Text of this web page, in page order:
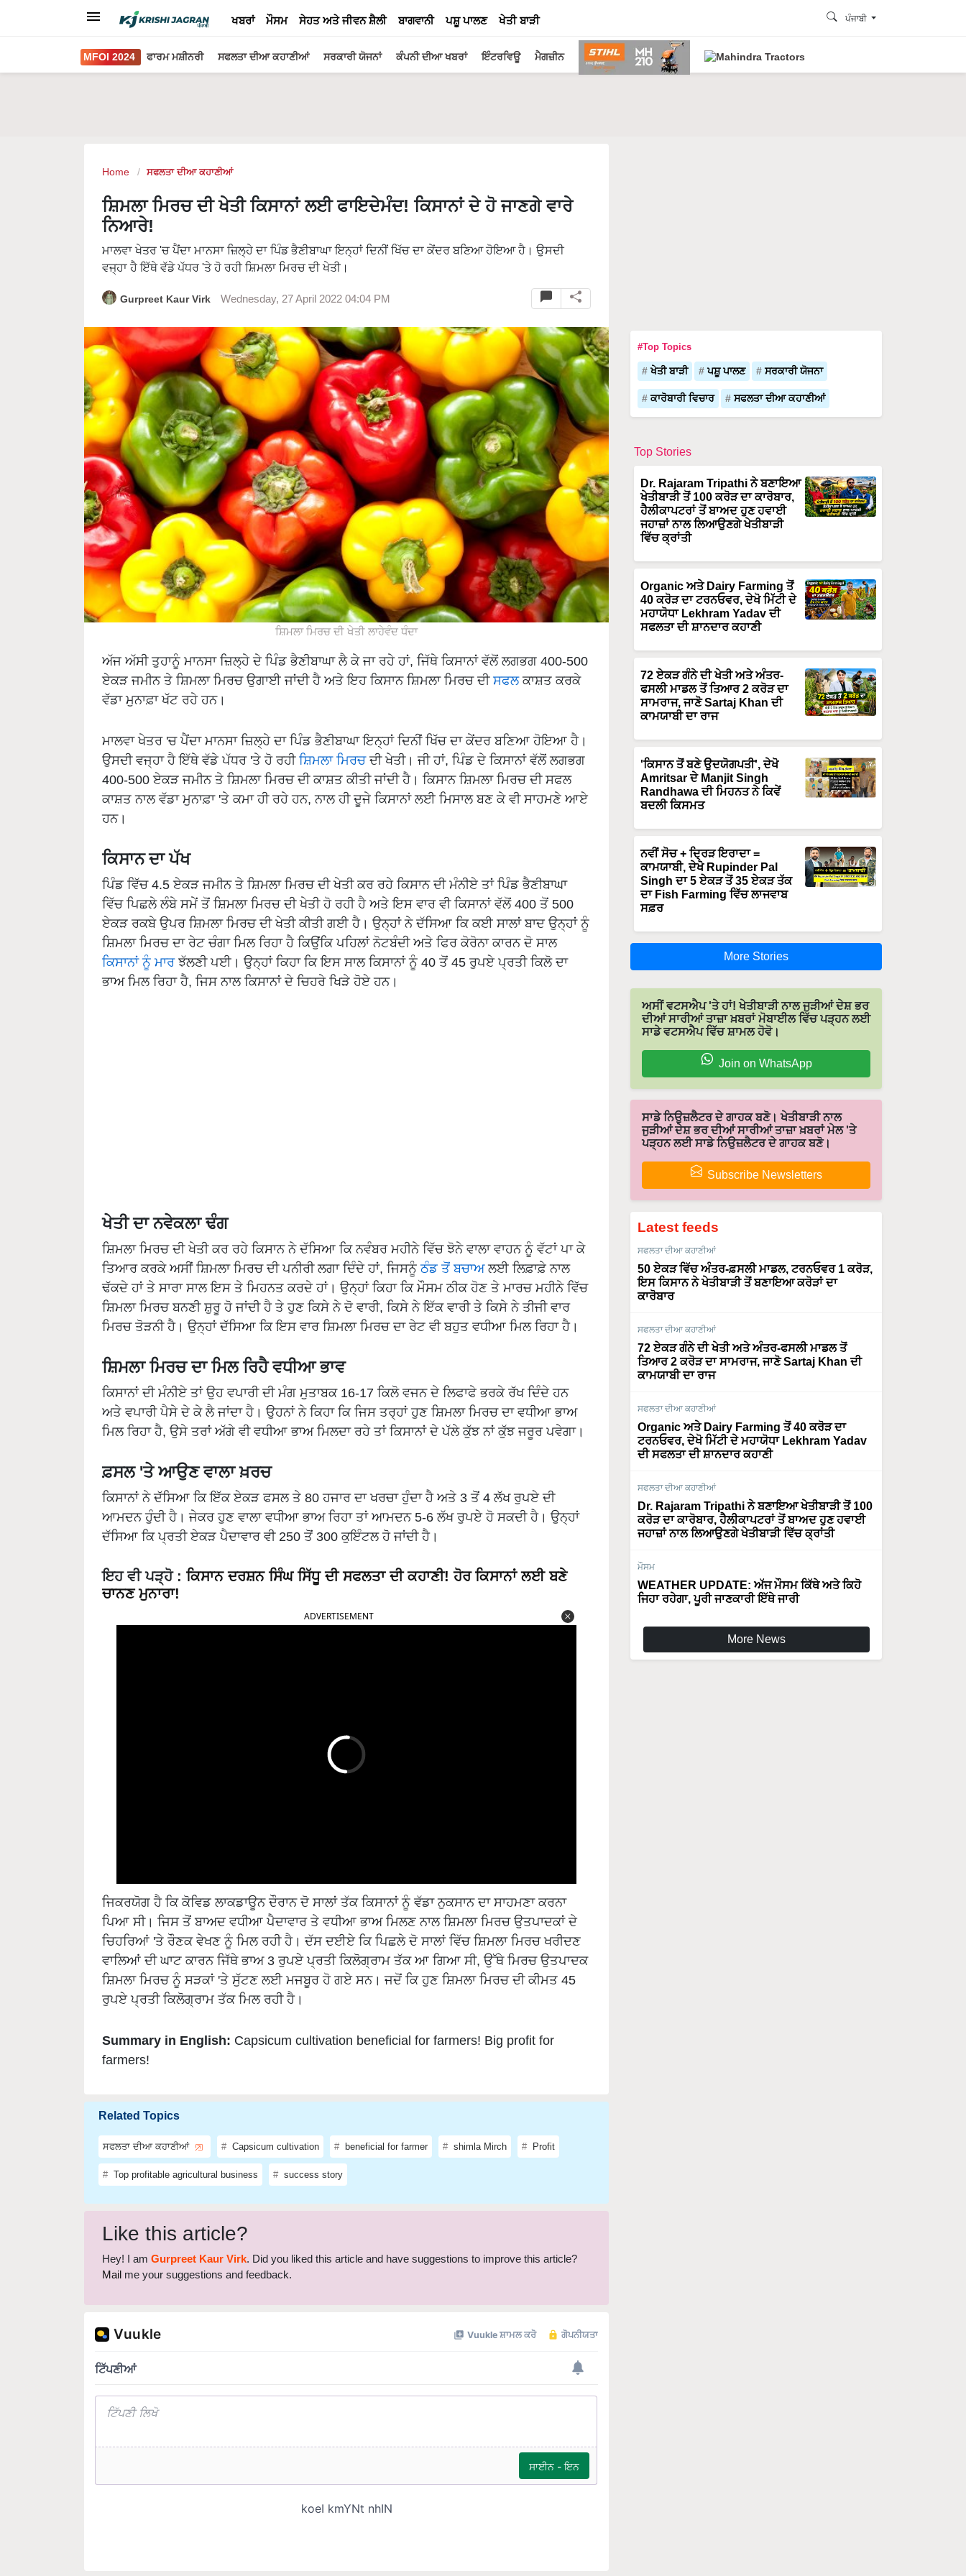
ਖਬਰਾਂ ਮੌਸਮ ਸੇਹਤ ਅਤੇ ਜੀਵਨ ਸ਼ੈਲੀ ਬਾਗਵਾਨੀ ਪਸ਼ੂ ਪਾਲਣ ਖੇਤੀ ਬਾੜੀ ਪੰਜਾਬੀ
MFOI 2024 ਫਾਰਮ ਮਸ਼ੀਨਰੀ ਸਫਲਤਾ ਦੀਆ ਕਹਾਣੀਆਂ ਸਰਕਾਰੀ ਯੋਜਨਾਂ ਕੰਪਨੀ ਦੀਆ ਖਬਰਾਂ ਇੰਟਰਵਿਊ ਮੈਗਜ਼ੀਨ
Home ਸਫਲਤਾ ਦੀਆ ਕਹਾਣੀਆਂ
ਸ਼ਿਮਲਾ ਮਿਰਚ ਦੀ ਖੇਤੀ ਕਿਸਾਨਾਂ ਲਈ ਫਾਇਦੇਮੰਦ! ਕਿਸਾਨਾਂ ਦੇ ਹੋ ਜਾਣਗੇ ਵਾਰੇ
ਨਿਆਰੇ!
ਮਾਲਵਾ ਖੇਤਰ 'ਚ ਪੈਂਦਾ ਮਾਨਸਾ ਜ਼ਿਲ੍ਹੇ ਦਾ ਪਿੰਡ ਭੈਣੀਬਾਘਾ ਇਨ੍ਹਾਂ ਦਿਨੀਂ ਖਿੱਚ ਦਾ ਕੇਂਦਰ ਬਣਿਆ ਹੋਇਆ ਹੈ। ਉਸਦੀ
ਵਜ੍ਹਾ ਹੈ ਇੱਥੇ ਵੱਡੇ ਪੱਧਰ 'ਤੇ ਹੋ ਰਹੀ ਸ਼ਿਮਲਾ ਮਿਰਚ ਦੀ ਖੇਤੀ।
Gurpreet Kaur Virk Wednesday, 27 April 2022 04:04 PM
ਸ਼ਿਮਲਾ ਮਿਰਚ ਦੀ ਖੇਤੀ ਲਾਹੇਵੰਦ ਧੰਦਾ
ਅੱਜ ਅੱਸੀ ਤੁਹਾਨੂੰ ਮਾਨਸਾ ਜ਼ਿਲ੍ਹੇ ਦੇ ਪਿੰਡ ਭੈਣੀਬਾਘਾ ਲੈ ਕੇ ਜਾ ਰਹੇ ਹਾਂ, ਜਿੱਥੇ ਕਿਸਾਨਾਂ ਵੱਲੋਂ ਲਗਭਗ 400-500
ਏਕੜ ਜਮੀਨ ਤੇ ਸ਼ਿਮਲਾ ਮਿਰਚ ਉਗਾਈ ਜਾਂਦੀ ਹੈ ਅਤੇ ਇਹ ਕਿਸਾਨ ਸ਼ਿਮਲਾ ਮਿਰਚ ਦੀਸਫਲਕਾਸ਼ਤ ਕਰਕੇ
ਵੱਡਾ ਮੁਨਾਫ਼ਾ ਖੱਟ ਰਹੇ ਹਨ।
ਮਾਲਵਾ ਖੇਤਰ 'ਚ ਪੈਂਦਾ ਮਾਨਸਾ ਜ਼ਿਲ੍ਹੇ ਦਾ ਪਿੰਡ ਭੈਣੀਬਾਘਾ ਇਨ੍ਹਾਂ ਦਿਨੀਂ ਖਿੱਚ ਦਾ ਕੇਂਦਰ ਬਣਿਆ ਹੋਇਆ ਹੈ।
ਉਸਦੀ ਵਜ੍ਹਾ ਹੈ ਇੱਥੇ ਵੱਡੇ ਪੱਧਰ 'ਤੇ ਹੋ ਰਹੀਸ਼ਿਮਲਾ ਮਿਰਚਦੀ ਖੇਤੀ। ਜੀ ਹਾਂ, ਪਿੰਡ ਦੇ ਕਿਸਾਨਾਂ ਵੱਲੋਂ ਲਗਭਗ
400-500 ਏਕੜ ਜਮੀਨ ਤੇ ਸ਼ਿਮਲਾ ਮਿਰਚ ਦੀ ਕਾਸ਼ਤ ਕੀਤੀ ਜਾਂਦੀ ਹੈ। ਕਿਸਾਨ ਸ਼ਿਮਲਾ ਮਿਰਚ ਦੀ ਸਫਲ
ਕਾਸ਼ਤ ਨਾਲ ਵੱਡਾ ਮੁਨਾਫ਼ਾ 'ਤੇ ਕਮਾ ਹੀ ਰਹੇ ਹਨ, ਨਾਲ ਹੀ ਦੂਜੇ ਕਿਸਾਨਾਂ ਲਈ ਮਿਸਾਲ ਬਣ ਕੇ ਵੀ ਸਾਹਮਣੇ ਆਏ
ਹਨ।
ਕਿਸਾਨ ਦਾ ਪੱਖ
ਪਿੰਡ ਵਿੱਚ 4.5 ਏਕੜ ਜਮੀਨ ਤੇ ਸ਼ਿਮਲਾ ਮਿਰਚ ਦੀ ਖੇਤੀ ਕਰ ਰਹੇ ਕਿਸਾਨ ਦੀ ਮੰਨੀਏ ਤਾਂ ਪਿੰਡ ਭੈਣੀਬਾਘਾ
ਵਿੱਚ ਪਿਛਲੇ ਲੰਬੇ ਸਮੇਂ ਤੋਂ ਸ਼ਿਮਲਾ ਮਿਰਚ ਦੀ ਖੇਤੀ ਹੋ ਰਹੀ ਹੈ ਅਤੇ ਇਸ ਵਾਰ ਵੀ ਕਿਸਾਨਾਂ ਵੱਲੋਂ 400 ਤੋਂ 500
ਏਕੜ ਰਕਬੇ ਉਪਰ ਸ਼ਿਮਲਾ ਮਿਰਚ ਦੀ ਖੇਤੀ ਕੀਤੀ ਗਈ ਹੈ। ਉਨ੍ਹਾਂ ਨੇ ਦੱਸਿਆ ਕਿ ਕਈ ਸਾਲਾਂ ਬਾਦ ਉਨ੍ਹਾਂ ਨੂੰ
ਸ਼ਿਮਲਾ ਮਿਰਚ ਦਾ ਰੇਟ ਚੰਗਾ ਮਿਲ ਰਿਹਾ ਹੈ ਕਿਉਂਕਿ ਪਹਿਲਾਂ ਨੋਟਬੰਦੀ ਅਤੇ ਫਿਰ ਕੋਰੋਨਾ ਕਾਰਨ ਦੋ ਸਾਲ
ਕਿਸਾਨਾਂ ਨੂੰ ਮਾਰਝੱਲਣੀ ਪਈ। ਉਨ੍ਹਾਂ ਕਿਹਾ ਕਿ ਇਸ ਸਾਲ ਕਿਸਾਨਾਂ ਨੂੰ 40 ਤੋਂ 45 ਰੁਪਏ ਪ੍ਰਤੀ ਕਿਲੋ ਦਾ
ਭਾਅ ਮਿਲ ਰਿਹਾ ਹੈ, ਜਿਸ ਨਾਲ ਕਿਸਾਨਾਂ ਦੇ ਚਿਹਰੇ ਖਿੜੇ ਹੋਏ ਹਨ।
ਖੇਤੀ ਦਾ ਨਵੇਕਲਾ ਢੰਗ
ਸ਼ਿਮਲਾ ਮਿਰਚ ਦੀ ਖੇਤੀ ਕਰ ਰਹੇ ਕਿਸਾਨ ਨੇ ਦੱਸਿਆ ਕਿ ਨਵੰਬਰ ਮਹੀਨੇ ਵਿੱਚ ਝੋਨੇ ਵਾਲਾ ਵਾਹਨ ਨੂੰ ਵੱਟਾਂ ਪਾ ਕੇ
ਤਿਆਰ ਕਰਕੇ ਅਸੀਂ ਸ਼ਿਮਲਾ ਮਿਰਚ ਦੀ ਪਨੀਰੀ ਲਗਾ ਦਿੰਦੇ ਹਾਂ, ਜਿਸਨੂੰਠੰਡ ਤੋਂ ਬਚਾਅਲਈ ਲਿਫ਼ਾਫ਼ੇ ਨਾਲ
ਢੱਕਦੇ ਹਾਂ ਤੇ ਸਾਰਾ ਸਾਲ ਇਸ ਤੇ ਮਿਹਨਤ ਕਰਦੇ ਹਾਂ। ਉਨ੍ਹਾਂ ਕਿਹਾ ਕਿ ਮੌਸਮ ਠੀਕ ਹੋਣ ਤੇ ਮਾਰਚ ਮਹੀਨੇ ਵਿੱਚ
ਸ਼ਿਮਲਾ ਮਿਰਚ ਬਨਣੀ ਸ਼ੁਰੂ ਹੋ ਜਾਂਦੀ ਹੈ ਤੇ ਹੁਣ ਕਿਸੇ ਨੇ ਦੋ ਵਾਰੀ, ਕਿਸੇ ਨੇ ਇੱਕ ਵਾਰੀ ਤੇ ਕਿਸੇ ਨੇ ਤੀਜੀ ਵਾਰ
ਮਿਰਚ ਤੋੜਨੀ ਹੈ। ਉਨ੍ਹਾਂ ਦੱਸਿਆ ਕਿ ਇਸ ਵਾਰ ਸ਼ਿਮਲਾ ਮਿਰਚ ਦਾ ਰੇਟ ਵੀ ਬਹੁਤ ਵਧੀਆ ਮਿਲ ਰਿਹਾ ਹੈ।
ਸ਼ਿਮਲਾ ਮਿਰਚ ਦਾ ਮਿਲ ਰਿਹੈ ਵਧੀਆ ਭਾਵ
ਕਿਸਾਨਾਂ ਦੀ ਮੰਨੀਏ ਤਾਂ ਉਹ ਵਪਾਰੀ ਦੀ ਮੰਗ ਮੁਤਾਬਕ 16-17 ਕਿਲੋ ਵਜਨ ਦੇ ਲਿਫਾਫੇ ਭਰਕੇ ਰੱਖ ਦਿੰਦੇ ਹਨ
ਅਤੇ ਵਪਾਰੀ ਪੈਸੇ ਦੇ ਕੇ ਲੈ ਜਾਂਦਾ ਹੈ। ਉਹਨਾਂ ਨੇ ਕਿਹਾ ਕਿ ਜਿਸ ਤਰ੍ਹਾਂ ਹੁਣ ਸ਼ਿਮਲਾ ਮਿਰਚ ਦਾ ਵਧੀਆ ਭਾਅ
ਮਿਲ ਰਿਹਾ ਹੈ, ਉਸੇ ਤਰਾਂ ਅੱਗੇ ਵੀ ਵਧੀਆ ਭਾਅ ਮਿਲਦਾ ਰਹੇ ਤਾਂ ਕਿਸਾਨਾਂ ਦੇ ਪੱਲੇ ਕੁੱਝ ਨਾਂ ਕੁੱਝ ਜਰੂਰ ਪਵੇਗਾ।
ਫ਼ਸਲ 'ਤੇ ਆਉਣ ਵਾਲਾ ਖ਼ਰਚ
ਕਿਸਾਨਾਂ ਨੇ ਦੱਸਿਆ ਕਿ ਇੱਕ ਏਕੜ ਫਸਲ ਤੇ 80 ਹਜਾਰ ਦਾ ਖਰਚਾ ਹੁੰਦਾ ਹੈ ਅਤੇ 3 ਤੋਂ 4 ਲੱਖ ਰੁਪਏ ਦੀ
ਆਮਦਨ ਹੁੰਦੀ ਹੈ। ਜੇਕਰ ਹੁਣ ਵਾਲਾ ਵਧੀਆ ਭਾਅ ਰਿਹਾ ਤਾਂ ਆਮਦਨ 5-6 ਲੱਖ ਰੁਪਏ ਹੋ ਸਕਦੀ ਹੈ। ਉਨ੍ਹਾਂ
ਦੱਸਿਆ ਕਿ ਪ੍ਰਤੀ ਏਕੜ ਪੈਦਾਵਾਰ ਵੀ 250 ਤੋਂ 300 ਕੁਇੰਟਲ ਹੋ ਜਾਂਦੀ ਹੈ।
ਇਹ ਵੀ ਪੜ੍ਹੋ : ਕਿਸਾਨ ਦਰਸ਼ਨ ਸਿੰਘ ਸਿੱਧੂ ਦੀ ਸਫਲਤਾ ਦੀ ਕਹਾਣੀ! ਹੋਰ ਕਿਸਾਨਾਂ ਲਈ ਬਣੇ
ਚਾਨਣ ਮੁਨਾਰਾ!
ADVERTISEMENT
ਜਿਕਰਯੋਗ ਹੈ ਕਿ ਕੋਵਿਡ ਲਾਕਡਾਊਨ ਦੌਰਾਨ ਦੋ ਸਾਲਾਂ ਤੱਕ ਕਿਸਾਨਾਂ ਨੂੰ ਵੱਡਾ ਨੁਕਸਾਨ ਦਾ ਸਾਹਮਣਾ ਕਰਨਾ
ਪਿਆ ਸੀ। ਜਿਸ ਤੋਂ ਬਾਅਦ ਵਧੀਆ ਪੈਦਾਵਾਰ ਤੇ ਵਧੀਆ ਭਾਅ ਮਿਲਣ ਨਾਲ ਸ਼ਿਮਲਾ ਮਿਰਚ ਉਤਪਾਦਕਾਂ ਦੇ
ਚਿਹਰਿਆਂ 'ਤੇ ਰੌਣਕ ਵੇਖਣ ਨੂੰ ਮਿਲ ਰਹੀ ਹੈ। ਦੱਸ ਦਈਏ ਕਿ ਪਿਛਲੇ ਦੋ ਸਾਲਾਂ ਵਿੱਚ ਸ਼ਿਮਲਾ ਮਿਰਚ ਖਰੀਦਣ
ਵਾਲਿਆਂ ਦੀ ਘਾਟ ਕਾਰਨ ਜਿੱਥੇ ਭਾਅ 3 ਰੁਪਏ ਪ੍ਰਤੀ ਕਿਲੋਗ੍ਰਾਮ ਤੱਕ ਆ ਗਿਆ ਸੀ, ਉੱਥੇ ਮਿਰਚ ਉਤਪਾਦਕ
ਸ਼ਿਮਲਾ ਮਿਰਚ ਨੂੰ ਸੜਕਾਂ 'ਤੇ ਸੁੱਟਣ ਲਈ ਮਜਬੂਰ ਹੋ ਗਏ ਸਨ। ਜਦੋਂ ਕਿ ਹੁਣ ਸ਼ਿਮਲਾ ਮਿਰਚ ਦੀ ਕੀਮਤ 45
ਰੁਪਏ ਪ੍ਰਤੀ ਕਿਲੋਗ੍ਰਾਮ ਤੱਕ ਮਿਲ ਰਹੀ ਹੈ।
Summary in English: Capsicum cultivation beneficial for farmers! Big profit for
farmers!
Related Topics
ਸਫਲਤਾ ਦੀਆ ਕਹਾਣੀਆਂ Capsicum cultivation beneficial for farmer shimla Mirch Profit
Top profitable agricultural business success story
Like this article?
Hey! I am Gurpreet Kaur Virk. Did you liked this article and have suggestions to improve this article?
Mail me your suggestions and feedback.
#Top Topics
ਖੇਤੀ ਬਾੜੀ ਪਸ਼ੂ ਪਾਲਣ ਸਰਕਾਰੀ ਯੋਜਨਾ
ਕਾਰੋਬਾਰੀ ਵਿਚਾਰ ਸਫਲਤਾ ਦੀਆ ਕਹਾਣੀਆਂ
Top Stories
Dr. Rajaram Tripathi ਨੇ ਬਣਾਇਆ
ਖੇਤੀਬਾੜੀ ਤੋਂ 100 ਕਰੋੜ ਦਾ ਕਾਰੋਬਾਰ,
ਹੈਲੀਕਾਪਟਰਾਂ ਤੋਂ ਬਾਅਦ ਹੁਣ ਹਵਾਈ
ਜਹਾਜ਼ਾਂ ਨਾਲ ਲਿਆਉਣਗੇ ਖੇਤੀਬਾੜੀ
ਵਿੱਚ ਕ੍ਰਾਂਤੀ
Organic ਅਤੇ Dairy Farming ਤੋਂ
40 ਕਰੋੜ ਦਾ ਟਰਨਓਵਰ, ਦੇਖੋ ਮਿੱਟੀ ਦੇ
ਮਹਾਯੋਧਾ Lekhram Yadav ਦੀ
ਸਫਲਤਾ ਦੀ ਸ਼ਾਨਦਾਰ ਕਹਾਣੀ
72 ਏਕੜ ਗੰਨੇ ਦੀ ਖੇਤੀ ਅਤੇ ਅੰਤਰ-
ਫਸਲੀ ਮਾਡਲ ਤੋਂ ਤਿਆਰ 2 ਕਰੋੜ ਦਾ
ਸਾਮਰਾਜ, ਜਾਣੋ Sartaj Khan ਦੀ
ਕਾਮਯਾਬੀ ਦਾ ਰਾਜ
'ਕਿਸਾਨ ਤੋਂ ਬਣੇ ਉਦਯੋਗਪਤੀ', ਦੇਖੋ
Amritsar ਦੇ Manjit Singh
Randhawa ਦੀ ਮਿਹਨਤ ਨੇ ਕਿਵੇਂ
ਬਦਲੀ ਕਿਸਮਤ
ਨਵੀਂ ਸੋਚ + ਦ੍ਰਿੜ ਇਰਾਦਾ =
ਕਾਮਯਾਬੀ, ਦੇਖੋ Rupinder Pal
Singh ਦਾ 5 ਏਕੜ ਤੋਂ 35 ਏਕੜ ਤੱਕ
ਦਾ Fish Farming ਵਿੱਚ ਲਾਜਵਾਬ
ਸਫ਼ਰ
More Stories
ਅਸੀਂ ਵਟਸਐਪ 'ਤੇ ਹਾਂ! ਖੇਤੀਬਾੜੀ ਨਾਲ ਜੁੜੀਆਂ ਦੇਸ਼ ਭਰ
ਦੀਆਂ ਸਾਰੀਆਂ ਤਾਜ਼ਾ ਖ਼ਬਰਾਂ ਮੋਬਾਈਲ ਵਿੱਚ ਪੜ੍ਹਨ ਲਈ
ਸਾਡੇ ਵਟਸਐਪ ਵਿੱਚ ਸ਼ਾਮਲ ਹੋਵੋ।
Join on WhatsApp
ਸਾਡੇ ਨਿਉਜ਼ਲੈਟਰ ਦੇ ਗਾਹਕ ਬਣੋ। ਖੇਤੀਬਾੜੀ ਨਾਲ
ਜੁੜੀਆਂ ਦੇਸ਼ ਭਰ ਦੀਆਂ ਸਾਰੀਆਂ ਤਾਜ਼ਾ ਖ਼ਬਰਾਂ ਮੇਲ 'ਤੇ
ਪੜ੍ਹਨ ਲਈ ਸਾਡੇ ਨਿਉਜ਼ਲੈਟਰ ਦੇ ਗਾਹਕ ਬਣੋ।
Subscribe Newsletters
Latest feeds
ਸਫਲਤਾ ਦੀਆ ਕਹਾਣੀਆਂ
50 ਏਕੜ ਵਿੱਚ ਅੰਤਰ-ਫ਼ਸਲੀ ਮਾਡਲ, ਟਰਨਓਵਰ 1 ਕਰੋੜ,
ਇਸ ਕਿਸਾਨ ਨੇ ਖੇਤੀਬਾੜੀ ਤੋਂ ਬਣਾਇਆ ਕਰੋੜਾਂ ਦਾ
ਕਾਰੋਬਾਰ
ਸਫਲਤਾ ਦੀਆ ਕਹਾਣੀਆਂ
72 ਏਕੜ ਗੰਨੇ ਦੀ ਖੇਤੀ ਅਤੇ ਅੰਤਰ-ਫਸਲੀ ਮਾਡਲ ਤੋਂ
ਤਿਆਰ 2 ਕਰੋੜ ਦਾ ਸਾਮਰਾਜ, ਜਾਣੋ Sartaj Khan ਦੀ
ਕਾਮਯਾਬੀ ਦਾ ਰਾਜ
ਸਫਲਤਾ ਦੀਆ ਕਹਾਣੀਆਂ
Organic ਅਤੇ Dairy Farming ਤੋਂ 40 ਕਰੋੜ ਦਾ
ਟਰਨਓਵਰ, ਦੇਖੋ ਮਿੱਟੀ ਦੇ ਮਹਾਯੋਧਾ Lekhram Yadav
ਦੀ ਸਫਲਤਾ ਦੀ ਸ਼ਾਨਦਾਰ ਕਹਾਣੀ
ਸਫਲਤਾ ਦੀਆ ਕਹਾਣੀਆਂ
Dr. Rajaram Tripathi ਨੇ ਬਣਾਇਆ ਖੇਤੀਬਾੜੀ ਤੋਂ 100
ਕਰੋੜ ਦਾ ਕਾਰੋਬਾਰ, ਹੈਲੀਕਾਪਟਰਾਂ ਤੋਂ ਬਾਅਦ ਹੁਣ ਹਵਾਈ
ਜਹਾਜ਼ਾਂ ਨਾਲ ਲਿਆਉਣਗੇ ਖੇਤੀਬਾੜੀ ਵਿੱਚ ਕ੍ਰਾਂਤੀ
ਮੌਸਮ
WEATHER UPDATE: ਅੱਜ ਮੌਸਮ ਕਿੱਥੇ ਅਤੇ ਕਿਹੋ
ਜਿਹਾ ਰਹੇਗਾ, ਪੂਰੀ ਜਾਣਕਾਰੀ ਇੱਥੇ ਜਾਰੀ
More News